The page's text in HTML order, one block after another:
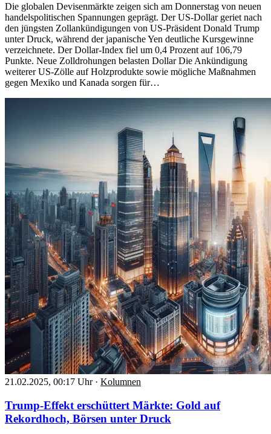
Die globalen Devisenmärkte zeigen sich am Donnerstag von neuen
handelspolitischen Spannungen geprägt. Der US-Dollar geriet nach
den jüngsten Zollankündigungen von US-Präsident Donald Trump
unter Druck, während der japanische Yen deutliche Kursgewinne
verzeichnete. Der Dollar-Index fiel um 0,4 Prozent auf 106,79
Punkte. Neue Zolldrohungen belasten Dollar Die Ankündigung
weiterer US-Zölle auf Holzprodukte sowie mögliche Maßnahmen
gegen Mexiko und Kanada sorgen für…
21.02.2025, 00:17 Uhr · Kolumnen
Trump-Effekt erschüttert Märkte: Gold auf
Rekordhoch, Börsen unter Druck